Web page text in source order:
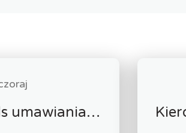
Specjalista ds umawiania spotkań telefonicznych m/k